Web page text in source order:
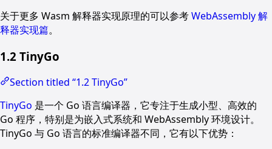
关于更多 Wasm 解释器实现原理的可以参考WebAssembly 解
释器实现篇。
1.2 TinyGo
Section titled “1.2 TinyGo”
TinyGo 是一个 Go 语言编译器，它专注于生成小型、高效的
Go 程序，特别是为嵌入式系统和 WebAssembly 环境设计。
TinyGo 与 Go 语言的标准编译器不同，它有以下优势：